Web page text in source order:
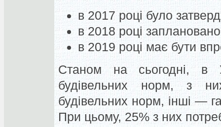
в 2017 році було
в 2018 році
в 2019 році має бути
Станомна сьогодні, в
будівельних норм, з
будівельних норм, інші —
При цьому, 25% з них